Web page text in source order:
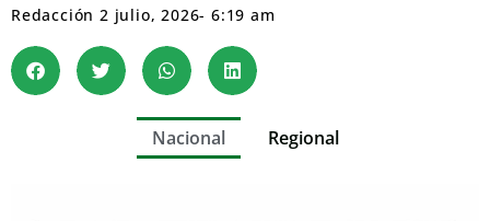
Redacción 2 julio, 2026- 6:19 am
Nacional Regional